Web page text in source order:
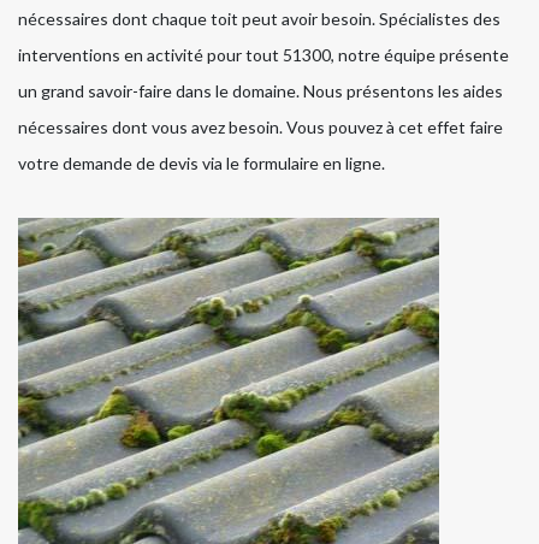
nécessaires dont chaque toit peut avoir besoin. Spécialistes des
interventions en activité pour tout 51300, notre équipe présente
un grand savoir-faire dans le domaine. Nous présentons les aides
nécessaires dont vous avez besoin. Vous pouvez à cet effet faire
votre demande de devis via le formulaire en ligne.